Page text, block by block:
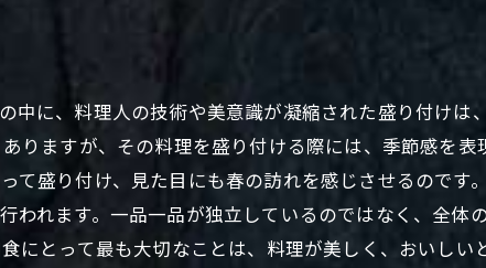
中に、料理人の技術や美意識が凝縮された盛り付けは
りますが、その料理を盛り付ける際には、季節感を表
盛り付け、見た目にも春の訪れを感じさせるのです
われます。一品一品が独立しているのではなく、全体
にとって最も大切なことは、料理が美しく、おいし